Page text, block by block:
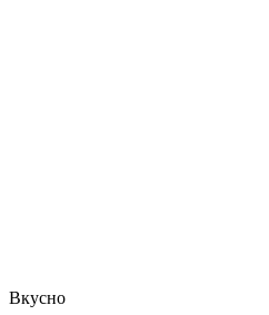
Вкусно